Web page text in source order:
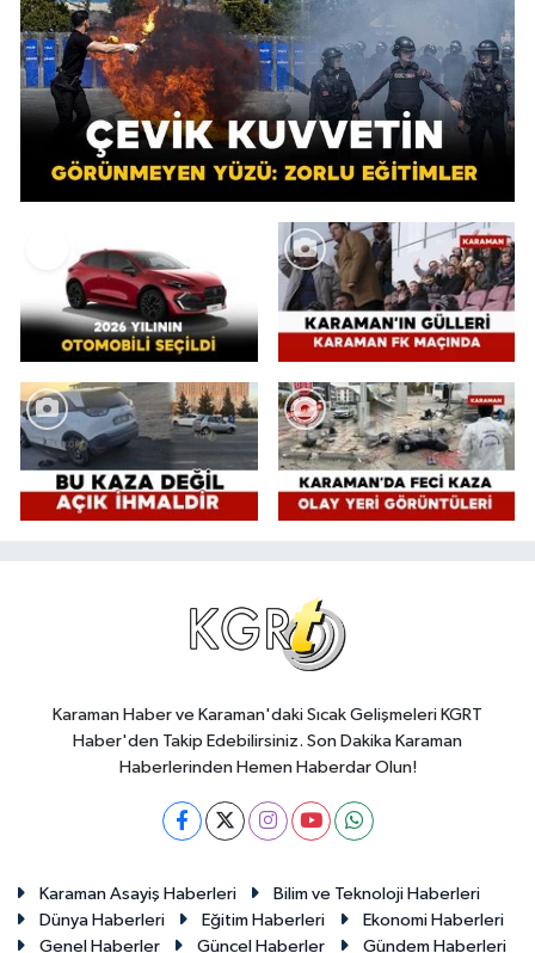
Karaman Haber ve Karaman'daki Sıcak Gelişmeleri KGRT
Haber'den Takip Edebilirsiniz. Son Dakika Karaman
Haberlerinden Hemen Haberdar Olun!
Karaman Asayiş Haberleri
Bilim ve Teknoloji Haberleri
Dünya Haberleri
Eğitim Haberleri
Ekonomi Haberleri
Genel Haberler
Güncel Haberler Gündem Haberleri